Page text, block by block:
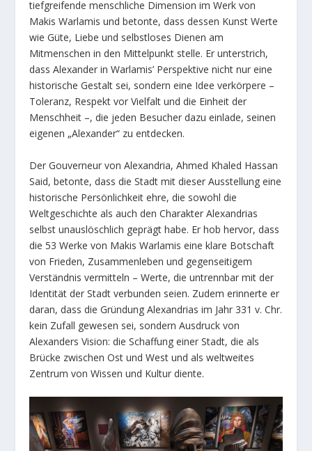
tiefgreifende menschliche Dimension im Werk von
Makis Warlamis und betonte, dass dessen Kunst Werte
wie Güte, Liebe und selbstloses Dienen am
Mitmenschen in den Mittelpunkt stelle. Er unterstrich,
dass Alexander in Warlamis’ Perspektive nicht nur eine
historische Gestalt sei, sondern eine Idee verkörpere –
Toleranz, Respekt vor Vielfalt und die Einheit der
Menschheit –, die jeden Besucher dazu einlade, seinen
eigenen „Alexander“ zu entdecken.
Der Gouverneur von Alexandria, Ahmed Khaled Hassan
Said, betonte, dass die Stadt mit dieser Ausstellung eine
historische Persönlichkeit ehre, die sowohl die
Weltgeschichte als auch den Charakter Alexandrias
selbst unauslöschlich geprägt habe. Er hob hervor, dass
die 53 Werke von Makis Warlamis eine klare Botschaft
von Frieden, Zusammenleben und gegenseitigem
Verständnis vermitteln – Werte, die untrennbar mit der
Identität der Stadt verbunden seien. Zudem erinnerte er
daran, dass die Gründung Alexandrias im Jahr 331 v. Chr.
kein Zufall gewesen sei, sondern Ausdruck von
Alexanders Vision: die Schaffung einer Stadt, die als
Brücke zwischen Ost und West und als weltweites
Zentrum von Wissen und Kultur diente.